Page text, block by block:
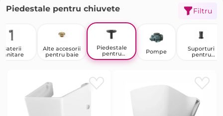
Piedestale pentru chiuvete Filtru
Baterii
sanitare
Alte accesorii
pentru baie
Piedestale
pentru
chiuvete
Pompe
Suporturi
pentru